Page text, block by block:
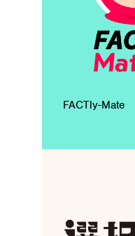
FACTly-Mate